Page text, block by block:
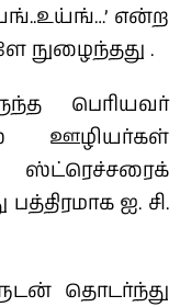
என்ற
நுழைந்தது .
பெரியவர்
ஊழியர்கள்
ஸ்ட்ரெச்சரைக்
ஐ. சி.
தொடர்ந்து